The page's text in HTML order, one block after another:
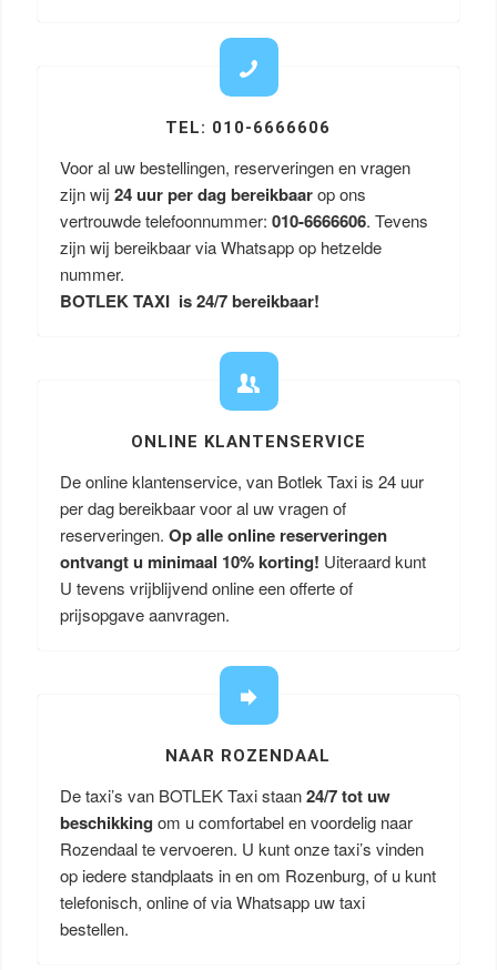
TEL: 010-6666606
Voor al uw bestellingen, reserveringen en vragen
zijn wij 24 uur per dag bereikbaarop ons
vertrouwde telefoonnummer: 010-6666606. Tevens
zijn wij bereikbaar via Whatsapp op hetzelde
nummer.
BOTLEK TAXI is 24/7 bereikbaar!
ONLINE KLANTENSERVICE
De online klantenservice, van Botlek Taxi is 24 uur
per dag bereikbaar voor al uw vragen of
reserveringen. Op alle online reserveringen
ontvangt u minimaal 10% korting! Uiteraard kunt
U tevens vrijblijvend online een offerte of
prijsopgave aanvragen.
NAAR ROZENDAAL
De taxi’s van BOTLEK Taxi staan24/7 tot uw
beschikking om u comfortabel en voordelig naar
Rozendaal te vervoeren. U kunt onze taxi’s vinden
op iedere standplaats in en om Rozenburg, of u kunt
telefonisch, online of via Whatsapp uw taxi
bestellen.